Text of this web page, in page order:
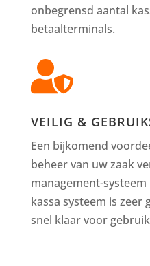
onbegrensd aantal
betaalterminals.

VEILIG &
Een bijkomend
beheer van uw zaak
management-
kassa systeem is
snel klaar voor